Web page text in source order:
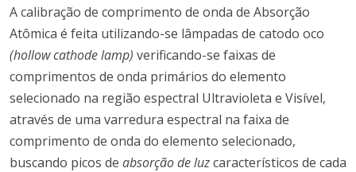
A calibração de comprimento de onda de Absorção
Atômica é feita utilizando-se lâmpadas de catodo oco
(hollow cathode lamp) verificando-se faixas de
comprimentos de onda primários do elemento
selecionado na região espectral Ultravioleta e Visível,
através de uma varredura espectral na faixa de
comprimento de onda do elemento selecionado,
buscando picos de absorção de luzcaracterísticos de cada